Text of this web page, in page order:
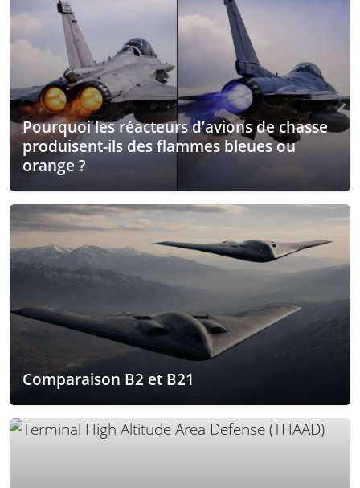
Pourquoi les réacteurs d’avions de chasse
produisent-ils des flammes bleues ou
orange ?
Comparaison B2 et B21